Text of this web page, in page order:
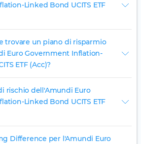
Linked Bond UCITS ETF
trovare un piano di risparmio
Euro Government Inflation-
ETF (Acc)?
rischio dell'Amundi Euro
Linked Bond UCITS ETF
Difference per l'Amundi Euro